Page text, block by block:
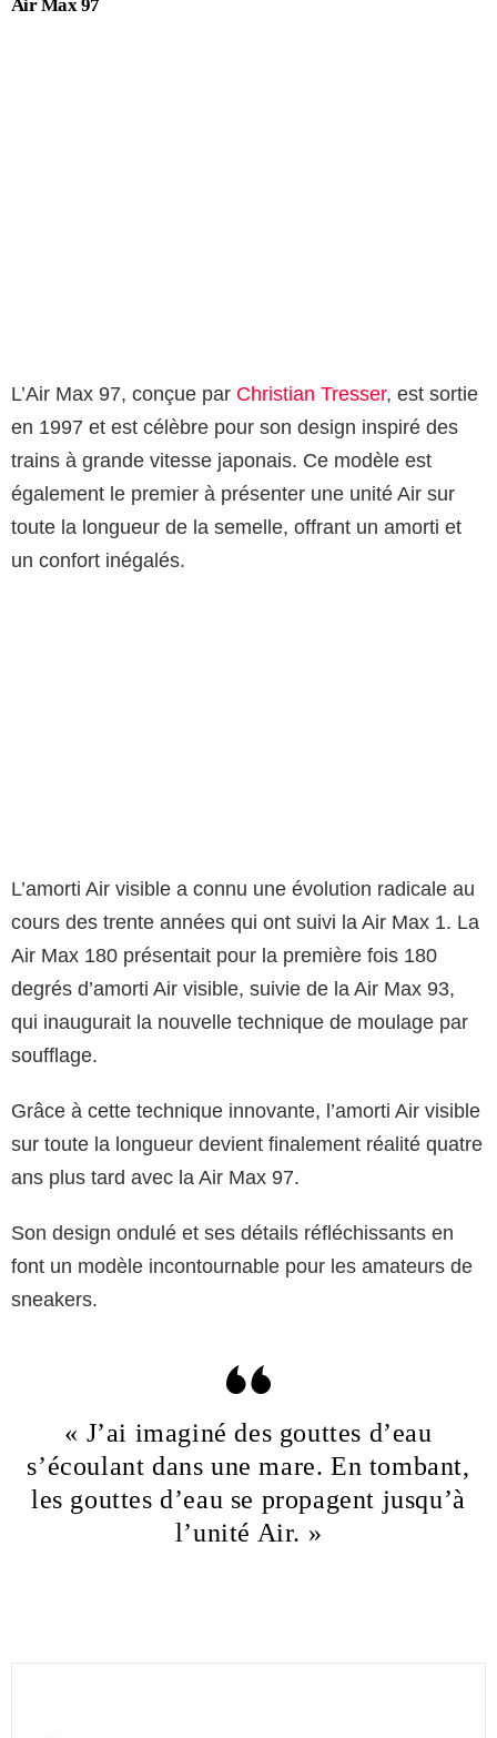
Air Max 97
L’Air Max 97, conçue par Christian Tresser, est sortie
en 1997 et est célèbre pour son design inspiré des
trains à grande vitesse japonais. Ce modèle est
également le premier à présenter une unité Air sur
toute la longueur de la semelle, offrant un amorti et
un confort inégalés.
L’amorti Air visible a connu une évolution radicale au
cours des trente années qui ont suivi la Air Max 1. La
Air Max 180 présentait pour la première fois 180
degrés d’amorti Air visible, suivie de la Air Max 93,
qui inaugurait la nouvelle technique de moulage par
soufflage.
Grâce à cette technique innovante, l’amorti Air visible
sur toute la longueur devient finalement réalité quatre
ans plus tard avec la Air Max 97.
Son design ondulé et ses détails réfléchissants en
font un modèle incontournable pour les amateurs de
sneakers.
« J’ai imaginé des gouttes d’eau
s’écoulant dans une mare. En tombant,
les gouttes d’eau se propagent jusqu’à
l’unité Air. »